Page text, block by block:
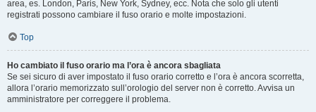
area, es. London, Paris, New York, Sydney, ecc. Nota che solo gli utenti
registrati possono cambiare il fuso orario e molte impostazioni.
Top
Ho cambiato il fuso orario ma l’ora è ancora sbagliata
Se sei sicuro di aver impostato il fuso orario corretto e l’ora è ancora scorretta,
allora l’orario memorizzato sull’orologio del server non è corretto. Avvisa un
amministratore per correggere il problema.